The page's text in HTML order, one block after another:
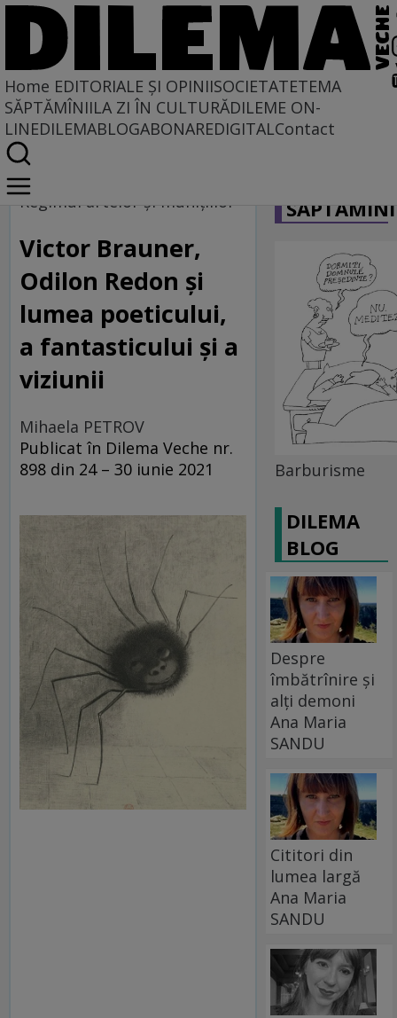
Home EDITORIALE ȘI OPINIISOCIETATETEMA
SĂPTĂMÎNIILA ZI ÎN CULTURĂDILEME ON-
LINEDILEMABLOGABONAREDIGITALContact
Home
Regimul artelor și munițiilor
Regimul artelor şi muniţiilor
Victor Brauner,
Odilon Redon și
lumea poeticului,
a fantasticului și a
viziunii
Mihaela PETROV
Publicat în Dilema Veche nr.
898 din 24 – 30 iunie 2021
Barburisme
DILEMA
BLOG
Despre
îmbătrînire și
alți demoni
Ana Maria
SANDU
Cititori din
lumea largă
Ana Maria
SANDU